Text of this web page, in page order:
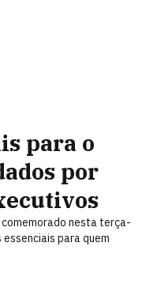
para o
por
nesta terça-
para quem